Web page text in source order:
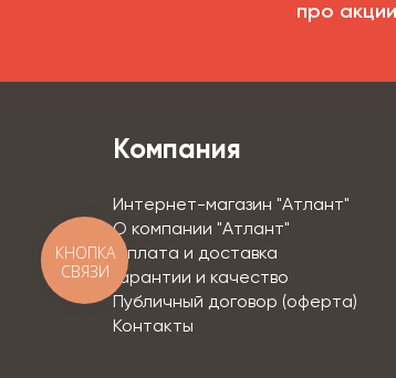
про
Компания
Интернет-магазин "Атлант"
О компании "Атлант"
Оплата и доставка
Гарантии и качество
Публичный договор (оферта)
Контакты
КНОПКА
СВЯЗИ